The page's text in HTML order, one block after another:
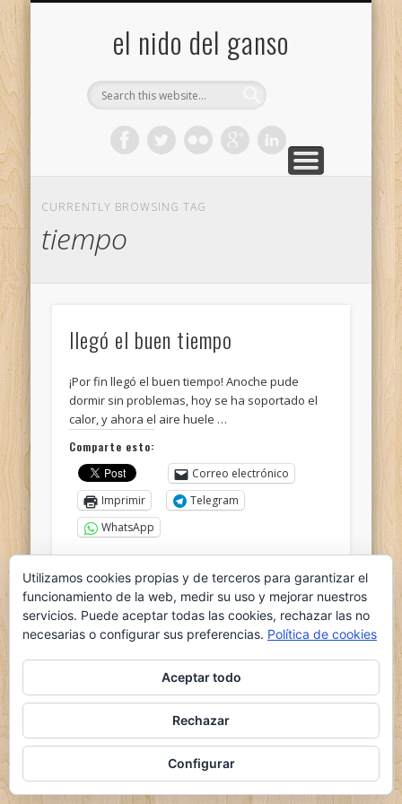
el nido del ganso
CURRENTLY BROWSING TAG
tiempo
llegó el buen tiempo
¡Por fin llegó el buen tiempo! Anoche pude
dormir sin problemas, hoy se ha soportado el
calor, y ahora el aire huele …
Comparte esto:
Correo electrónico
Imprimir
Telegram
WhatsApp
Me gusta esto:
© 2026 el nido del ganso
Pinboard ThemebyOne Designs
WordPress
Utilizamos cookies propias y de terceros para garantizar el
funcionamiento de la web, medir su uso y mejorar nuestros
servicios. Puede aceptar todas las cookies, rechazar las no
necesarias o configurar sus preferencias. Política de cookies
Aceptar todo
Rechazar
Configurar